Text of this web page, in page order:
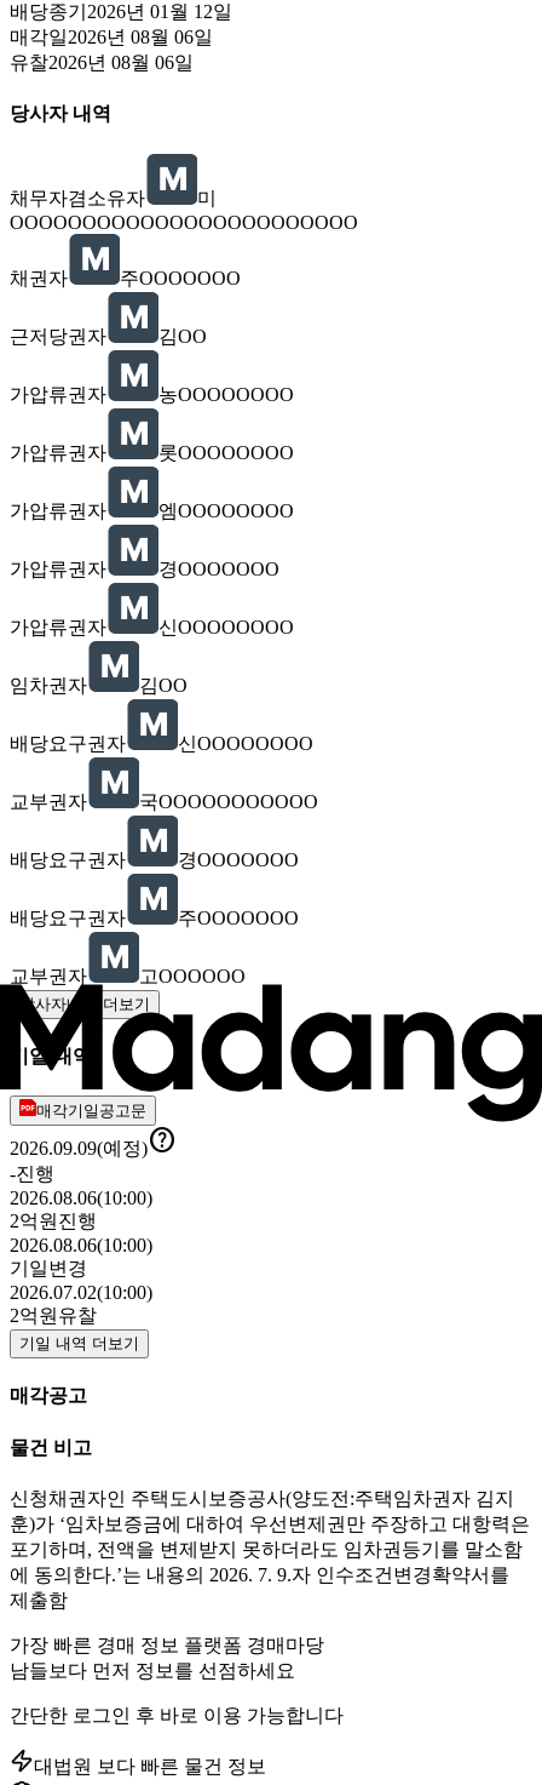
배당종기 2026년 01월 12일
매각일2026년 08월 06일
유찰2026년 08월 06일
당사자 내역
채무자겸소유자
미
OOOOOOOOOOOOOOOOOOOOOOOO
채권자 주OOOOOOO
근저당권자 김OO
가압류권자 농OOOOOOOO
가압류권자 롯OOOOOOOO
가압류권자 엠OOOOOOOO
가압류권자 경OOOOOOO
가압류권자 신OOOOOOOO
임차권자 김OO
배당요구권자 신OOOOOOOO
교부권자 국OOOOOOOOOOO
배당요구권자 경OOOOOOO
배당요구권자 주OOOOOOO
교부권자 고OOOOOO
당사자내역 더보기
기일 내역
매각기일공고문
2026.09.09(예정)
-진행
2026.08.06(10:00)
2억원 진행
2026.08.06(10:00)
기일변경
2026.07.02(10:00)
2억원 유찰
기일 내역 더보기
매각공고
물건 비고
신청채권자인 주택도시보증공사(양도전:주택임차권자 김지
훈)가 ‘임차보증금에 대하여 우선변제권만 주장하고 대항력은
포기하며, 전액을 변제받지 못하더라도 임차권등기를 말소함
에 동의한다.’는 내용의 2026. 7. 9.자 인수조건변경확약서를
제출함
가장 빠른 경매 정보 플랫폼 경매마당
남들보다 먼저 정보를 선점하세요
간단한 로그인 후 바로 이용 가능합니다
대법원 보다 빠른 물건 정보